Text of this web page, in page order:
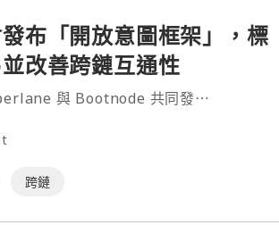
布「開放意圖框架」，標
改善跨鏈互通性
與 Bootnode 共同發⋯
跨鏈